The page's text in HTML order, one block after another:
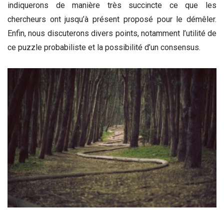
indiquerons de manière très succincte ce que les
chercheurs ont jusqu’à présent proposé pour le démêler.
Enfin, nous discuterons divers points, notamment l’utilité de
ce puzzle probabiliste et la possibilité d’un consensus.